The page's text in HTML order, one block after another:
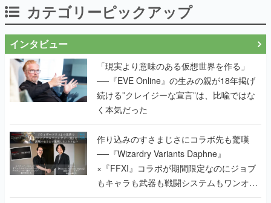
カテゴリーピックアップ
インタビュー
「現実より意味のある仮想世界を作る」
──『EVE Online』の生みの親が18年掲げ
続ける”クレイジーな宣言”は、比喩ではな
く本気だった
作り込みのすさまじさにコラボ先も驚嘆
──『Wizardry Variants Daphne』
×『FFXI』コラボが期間限定なのにジョブ
もキャラも武器も戦闘システムもワンオフ
で作り込まれた理由を両ディレクターに聞